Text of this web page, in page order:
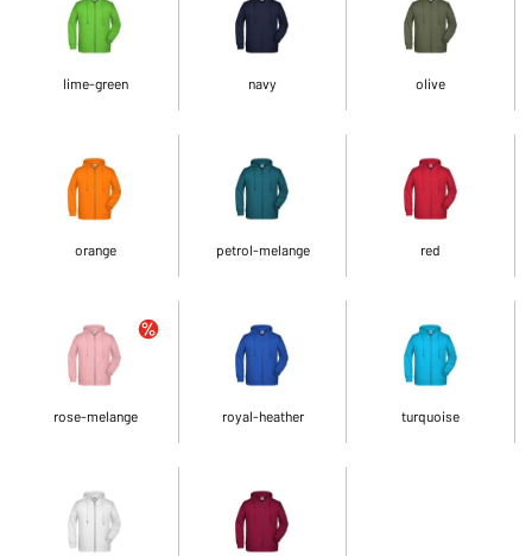
lime-green navy olive
orange petrol-melange red
rose-melange royal-heather turquoise